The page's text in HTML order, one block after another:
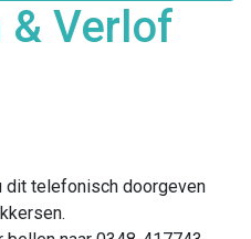
& Verlof
dit telefonisch doorgeven